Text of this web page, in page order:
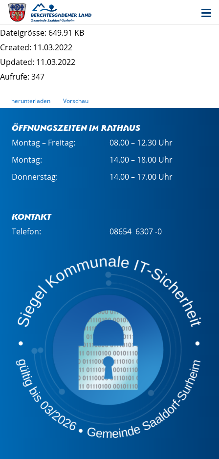
Entwurf 1. Änderung des Bebauungsplans
"Saaldorf II-1" - Begründung
Dateigrösse: 649.91 KB
Created: 11.03.2022
Updated: 11.03.2022
Aufrufe: 347
herunterladen Vorschau
Öffnungszeiten im Rathaus
Montag – Freitag:
08.00 – 12.30 Uhr
Montag:
14.00 – 18.00 Uhr
Donnerstag:
14.00 – 17.00 Uhr
Kontakt
Telefon: 08654 6307 -0